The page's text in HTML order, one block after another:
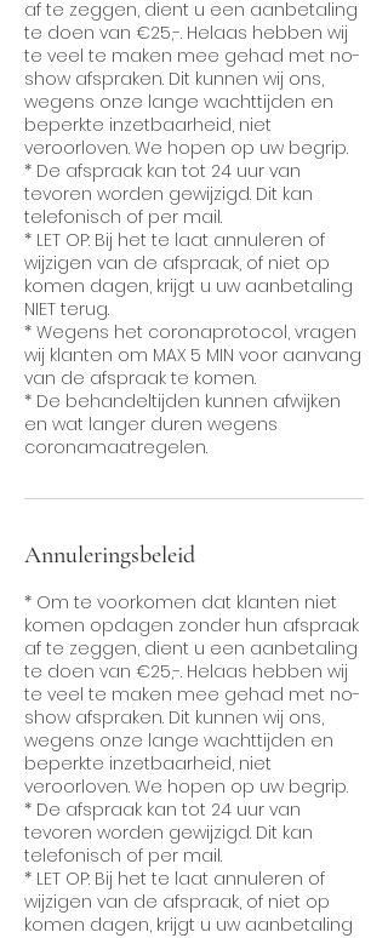
af te zeggen, dient u een aanbetaling
te doen van €25,-. Helaas hebben wij
te veel te maken mee gehad met no-
show afspraken. Dit kunnen wij ons,
wegens onze lange wachttijden en
beperkte inzetbaarheid, niet
veroorloven. We hopen op uw begrip.
* De afspraak kan tot 24 uur van
tevoren worden gewijzigd. Dit kan
telefonisch of per mail.
* LET OP: Bij het te laat annuleren of
wijzigen van de afspraak, of niet op
komen dagen, krijgt u uw aanbetaling
NIET terug.
* Wegens het coronaprotocol, vragen
wij klanten om MAX 5 MIN voor aanvang
van de afspraak te komen.
* De behandeltijden kunnen afwijken
en wat langer duren wegens
coronamaatregelen.
Annuleringsbeleid
* Om te voorkomen dat klanten niet
komen opdagen zonder hun afspraak
af te zeggen, dient u een aanbetaling
te doen van €25,-. Helaas hebben wij
te veel te maken mee gehad met no-
show afspraken. Dit kunnen wij ons,
wegens onze lange wachttijden en
beperkte inzetbaarheid, niet
veroorloven. We hopen op uw begrip.
* De afspraak kan tot 24 uur van
tevoren worden gewijzigd. Dit kan
telefonisch of per mail.
* LET OP: Bij het te laat annuleren of
wijzigen van de afspraak, of niet op
komen dagen, krijgt u uw aanbetaling